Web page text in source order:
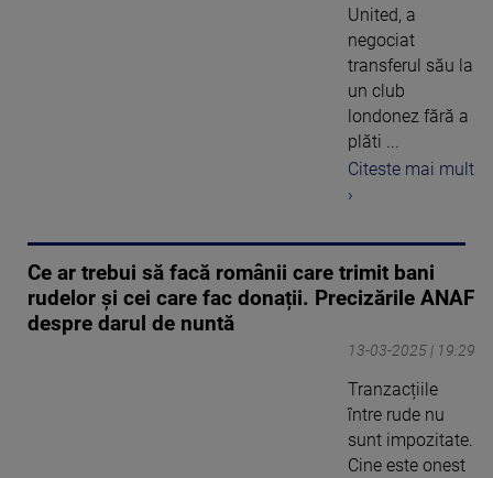
United, a
negociat
transferul său la
un club
londonez fără a
plăti ...
Citeste mai mult
›
Ce ar trebui să facă românii care trimit bani
rudelor și cei care fac donații. Precizările ANAF
despre darul de nuntă
13-03-2025 | 19:29
Tranzacțiile
între rude nu
sunt impozitate.
Cine este onest